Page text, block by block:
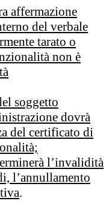
affermazione
del verbale
tarato o
non è
soggetto
dovrà
del certificato di
l’invalidità
l’annullamento
.